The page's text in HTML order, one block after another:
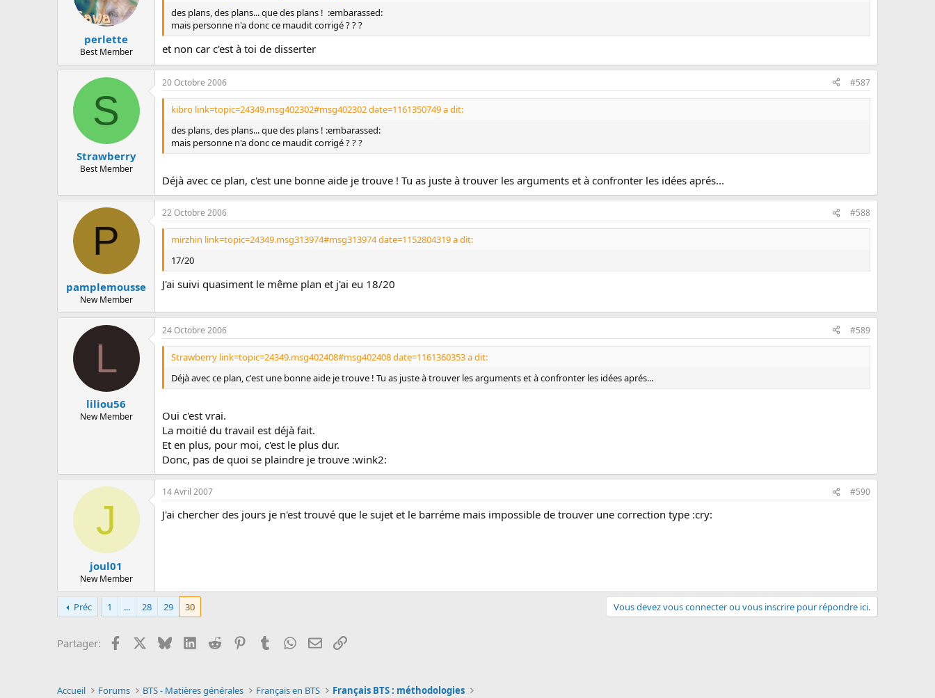
perlette
Best Member
des plans, des plans... que des plans ! :embarassed:
mais personne n'a donc ce maudit corrigé ? ? ?
et non car c'est à toi de disserter
S
Strawberry
Best Member
20 Octobre 2006 #587
kibro link=topic=24349.msg402302#msg402302 date=1161350749 a dit:
des plans, des plans... que des plans ! :embarassed:
mais personne n'a donc ce maudit corrigé ? ? ?
Déjà avec ce plan, c'est une bonne aide je trouve ! Tu as juste à trouver les arguments et à confronter les idées aprés...
P
pamplemousse
New Member
22 Octobre 2006 #588
mirzhin link=topic=24349.msg313974#msg313974 date=1152804319 a dit:
17/20
J'ai suivi quasiment le même plan et j'ai eu 18/20
L
liliou56
New Member
24 Octobre 2006 #589
Strawberry link=topic=24349.msg402408#msg402408 date=1161360353 a dit:
Déjà avec ce plan, c'est une bonne aide je trouve ! Tu as juste à trouver les arguments et à confronter les idées aprés...
Oui c'est vrai.
La moitié du travail est déjà fait.
Et en plus, pour moi, c'est le plus dur.
Donc, pas de quoi se plaindre je trouve :wink2:
J
joul01
New Member
14 Avril 2007 #590
J'ai chercher des jours je n'est trouvé que le sujet et le barréme mais impossible de trouver une correction type :cry:
Préc 1 ... 28 29 30 Vous devez vous connecter ou vous inscrire pour répondre ici.
Partager: Facebook BlueskyLinkedInReddit PinterestTumblrWhatsApp
EmailLien
Accueil Forums BTS - Matières générales Français en BTS Français BTS : méthodologies